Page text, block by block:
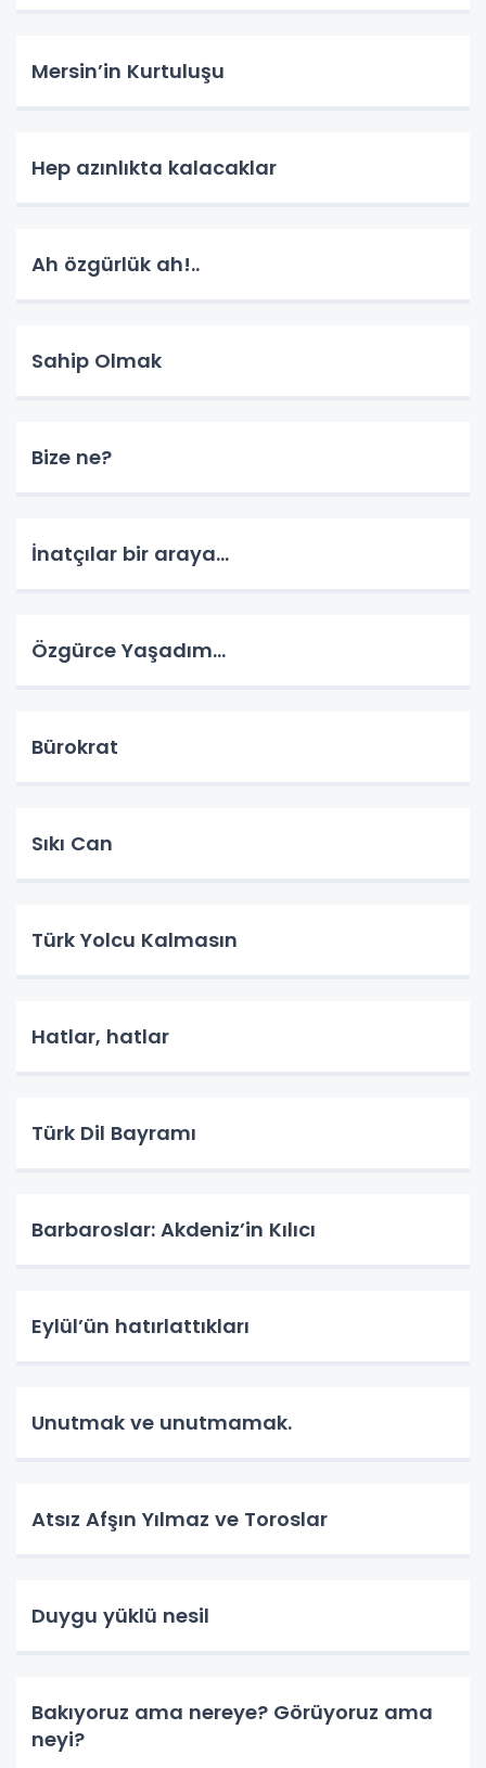
Mersin’in Kurtuluşu
Hep azınlıkta kalacaklar
Ah özgürlük ah!..
Sahip Olmak
Bize ne?
İnatçılar bir araya…
Özgürce Yaşadım…
Bürokrat
Sıkı Can
Türk Yolcu Kalmasın
Hatlar, hatlar
Türk Dil Bayramı
Barbaroslar: Akdeniz’in Kılıcı
Eylül’ün hatırlattıkları
Unutmak ve unutmamak.
Atsız Afşın Yılmaz ve Toroslar
Duygu yüklü nesil
Bakıyoruz ama nereye? Görüyoruz ama
neyi?